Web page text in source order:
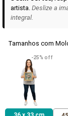
VER DETALHES
Madona de
R$ 538,42
artista. Deslize a
integral.
Tamanhos com
-25% off